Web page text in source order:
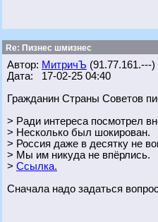
Re: Пизнес шмизнес
Автор: МитричЪ (91.77.161.---)
Дата: 17-02-25 04:40
Гражданин Страны Советов
> Ради интереса посмотрел
> Несколько был шокирован.
> Россия даже в десятку не
> Мы им никуда не впёрлись.
> Ссылка.
Сначала надо задаться